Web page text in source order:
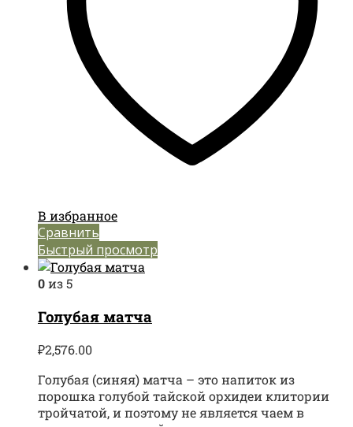
В избранное
Сравнить
Быстрый просмотр
0из 5
Голубая матча
₽2,576.00
Голубая (синяя) матча – это напиток из
порошка голубой тайской орхидеи клитории
тройчатой, и поэтому не является чаем в